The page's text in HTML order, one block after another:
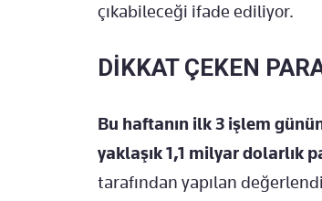
çıkabileceği ifade ediliyor.
DİKKAT ÇEKEN
Bu haftanın ilk 3 işlem
yaklaşık 1,1 milyar dolarlık
tarafından yapılan